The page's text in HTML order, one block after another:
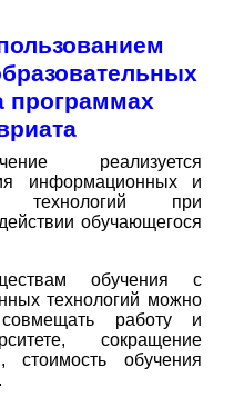
программах
реализуется
информационных и
технологий при
обучающегося
обучения с
технологий можно
работу и
сокращение
стоимость обучения